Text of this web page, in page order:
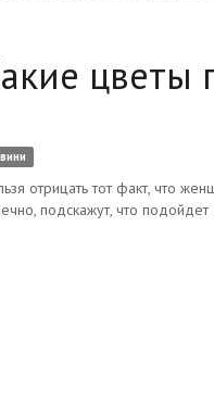
цветы
отрицать тот факт, что
подскажут, что